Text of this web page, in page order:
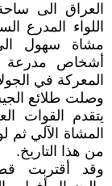
العراق الى
مشاة سهول
أشخاص مدرعة
المعركة في
يتقدم القوات
المشاة الآلي
من هذا التاريخ.
وقد أقتربت